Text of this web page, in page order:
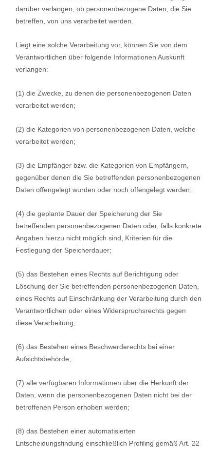
darüber verlangen, ob personenbezogene Daten, die Sie
betreffen, von uns verarbeitet werden.
Liegt eine solche Verarbeitung vor, können Sie von dem
Verantwortlichen über folgende Informationen Auskunft
verlangen:
(1) die Zwecke, zu denen die personenbezogenen Daten
verarbeitet werden;
(2) die Kategorien von personenbezogenen Daten, welche
verarbeitet werden;
(3) die Empfänger bzw. die Kategorien von Empfängern,
gegenüber denen die Sie betreffenden personenbezogenen
Daten offengelegt wurden oder noch offengelegt werden;
(4) die geplante Dauer der Speicherung der Sie
betreffenden personenbezogenen Daten oder, falls konkrete
Angaben hierzu nicht möglich sind, Kriterien für die
Festlegung der Speicherdauer;
(5) das Bestehen eines Rechts auf Berichtigung oder
Löschung der Sie betreffenden personenbezogenen Daten,
eines Rechts auf Einschränkung der Verarbeitung durch den
Verantwortlichen oder eines Widerspruchsrechts gegen
diese Verarbeitung;
(6) das Bestehen eines Beschwerderechts bei einer
Aufsichtsbehörde;
(7) alle verfügbaren Informationen über die Herkunft der
Daten, wenn die personenbezogenen Daten nicht bei der
betroffenen Person erhoben werden;
(8) das Bestehen einer automatisierten
Entscheidungsfindung einschließlich Profiling gemäß Art. 22